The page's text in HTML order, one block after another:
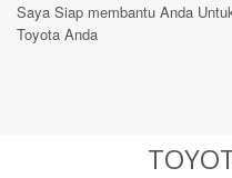
Saya Siap membantu Anda
Toyota Anda